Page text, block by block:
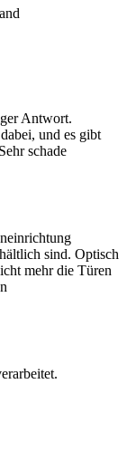
Antwort.
und es gibt
schade
sind. Optisch
mehr die Türen